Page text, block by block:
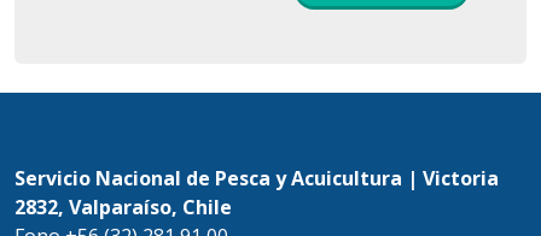
Servicio Nacional de Pesca y Acuicultura | Victoria
2832, Valparaíso, Chile